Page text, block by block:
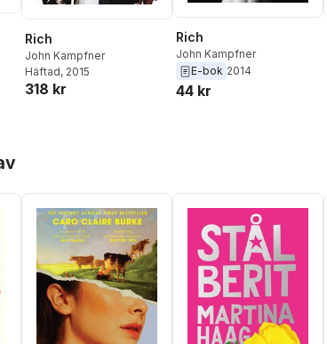
Rich
John Kampfner
Häftad, 2015
318 kr
Rich
John Kampfner
E-bok 2014
44 kr